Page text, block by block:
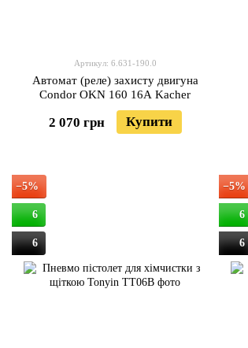
Артикул: 6.631-190.0
Автомат (реле) захисту двигуна
Condor OKN 160 16A Kacher
2 070 грн Купити
−5%
6
6
−5%
6
6